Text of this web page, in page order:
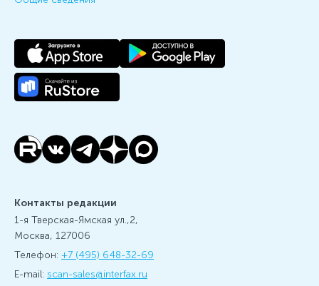
Контакты редакции
1-я Тверская-Ямская ул.,2,
Москва, 127006
Телефон: +7 (495) 648-32-69
E-mail: scan-sales@interfax.ru